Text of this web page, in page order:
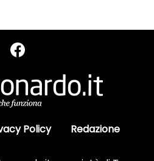
Policy Redazione